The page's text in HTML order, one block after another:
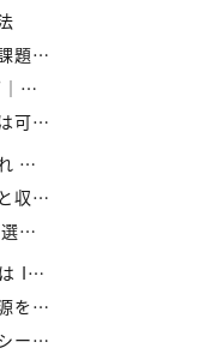
vol.5
現
？
ト！
vol.2
り組み